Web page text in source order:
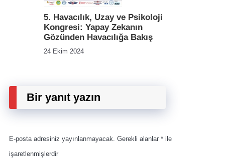
5. Havacılık, Uzay ve Psikoloji
Kongresi: Yapay Zekanın
Gözünden Havacılığa Bakış
24 Ekim 2024
Bir yanıt yazın
E-posta adresiniz yayınlanmayacak. Gerekli alanlar * ile
işaretlenmişlerdir